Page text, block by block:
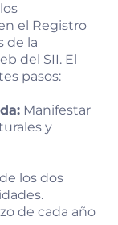
el Registro
de la
del SII. El
pasos:
Manifestar
y
los dos
de cada año